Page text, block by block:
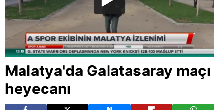
Malatya'da Galatasaray maçı
heyecanı